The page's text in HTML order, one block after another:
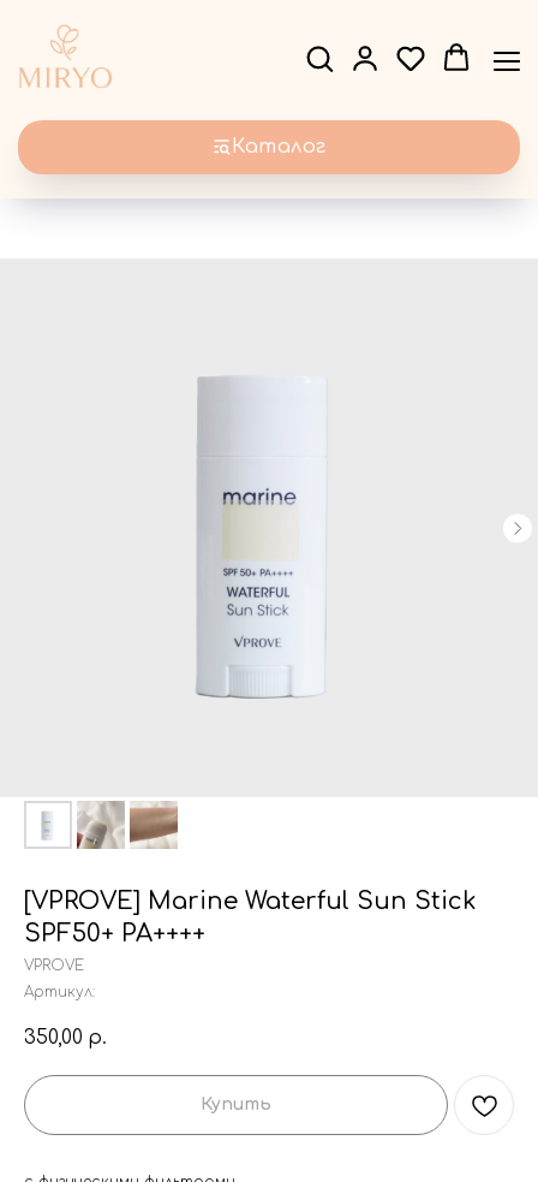
Каталог
[VPROVE] Marine Waterful Sun Stick
SPF50+ PA++++
VPROVE
Артикул:
350,00 р.
Купить